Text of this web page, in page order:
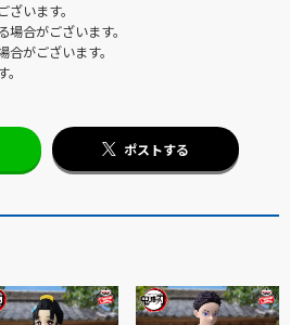
います。
合がございます。
がございます。
ポストする